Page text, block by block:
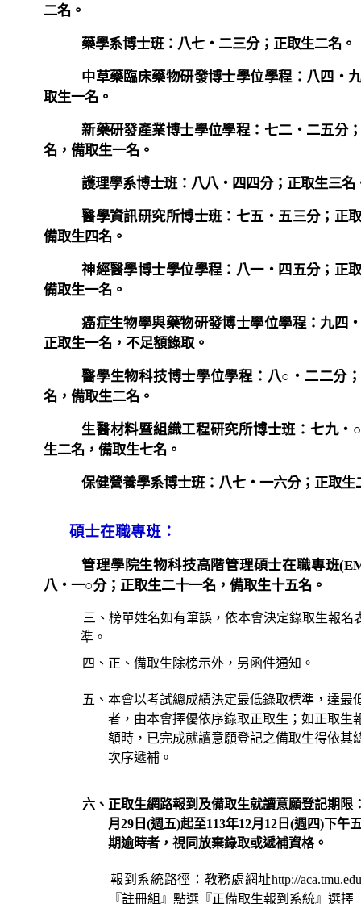
二名。
藥學系博士班：八七‧二三分；正取生二名。
中草藥臨床藥物研發博士學位學程：八四‧
取生一名。
新藥研發產業博士學位學程：七二‧二五分
名，備取生一名。
護理學系博士班：八八‧四四分；正取生三名
醫學資訊研究所博士班：七五‧五三分；正
備取生四名。
神經醫學博士學位學程：八一‧四五分；正
備取生一名。
癌症生物學與藥物研發博士學位學程：九四
正取生一名，不足額錄取。
醫學生物科技博士學位學程：八○‧二二分
名，備取生二名。
生醫材料暨組織工程研究所博士班：七九
生二名，備取生七名。
保健營養學系博士班：八七‧一六分；正取生
碩士在職專班：
管理學院生物科技高階管理碩士在職專班
八‧一○分；正取生二十一名，備取生十五名。
三、榜單姓名如有筆誤，依本會決定錄取生報名
準。
四、正、備取生除榜示外，另函件通知。
五、本會以考試總成績決定最低錄取標準，達最
者，由本會擇優依序錄取正取生；如正取生
額時，已完成就讀意願登記之備取生得依其
次序遞補。
六、正取生網路報到及備取生就讀意願登記期限
月 29 日 (週五)起至113年12月 12 日 (週四)下午
期逾時者，視同放棄錄取或遞補資格。
報到系統路徑：教務處網址http://
『註冊組』點選『正備取生報到系統』選擇